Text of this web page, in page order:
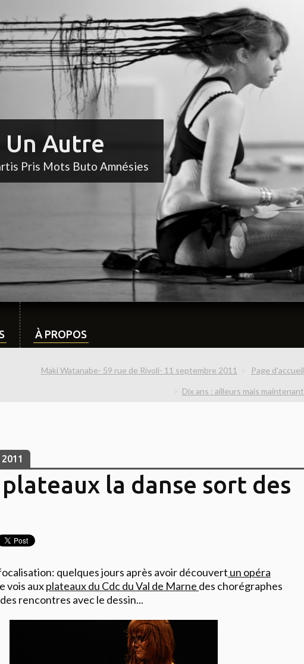
Un Autre
Pris Mots Buto Amnésies
À PROPOS
Maki Watanabe- 59 rue de Rivoli- 11 septembre 2011 Page d'accueil
Dix ans : ailleurs mais maintenant
la danse sort des
quelques jours après avoir découvert un opéra
vois auxplateaux du Cdc du Val de Marne des chorégraphes
rencontres avec le dessin...